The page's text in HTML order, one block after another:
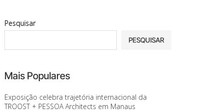
Pesquisar
PESQUISAR
Mais Populares
Exposição celebra trajetória internacional da
TROOST + PESSOA Architects em Manaus